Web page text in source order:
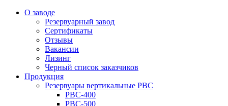
О заводе
Резервуарный завод
Сертификаты
Отзывы
Вакансии
Лизинг
Черный список заказчиков
Продукция
Резервуары вертикальные РВС
РВС-400
РВС-500